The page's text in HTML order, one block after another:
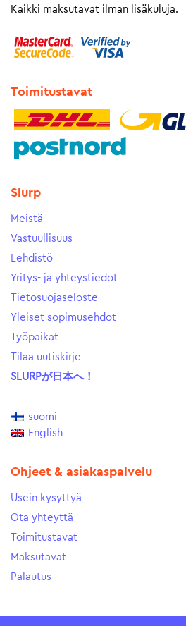
Kaikki maksutavat ilman lisäkuluja.
Toimitustavat
Slurp
Meistä
Vastuullisuus
Lehdistö
Yritys- ja yhteystiedot
Tietosuojaseloste
Yleiset sopimusehdot
Työpaikat
Tilaa uutiskirje
SLURPが日本へ！
suomi
English
Ohjeet & asiakaspalvelu
Usein kysyttyä
Ota yhteyttä
Toimitustavat
Maksutavat
Palautus